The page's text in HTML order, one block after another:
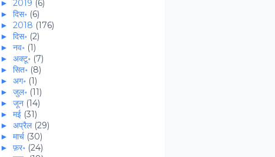
► 2019 (6)
► दिस॰ (6)
► 2018 (176)
► दिस॰ (2)
► नव॰ (1)
► अक्टू॰ (7)
► सित॰ (8)
► अग॰ (1)
► जुल॰ (11)
► जून (14)
► मई (31)
► अप्रैल (29)
► मार्च (30)
► फ़र॰ (24)